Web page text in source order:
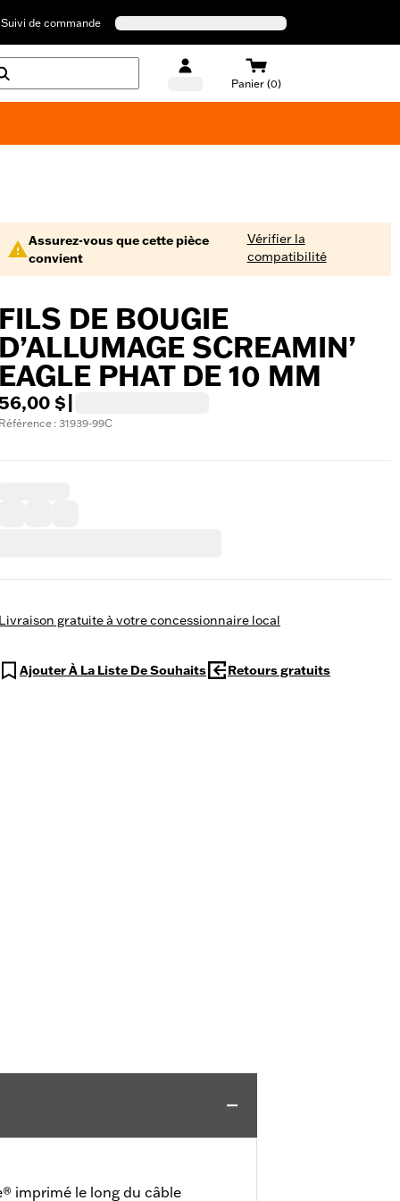
Suivi de commande
Panier (0)
Assurez-vous que cette pièce
convient
Vérifier la
compatibilité
DE BOUGIE
SCREAMIN’
PHAT DE 10 MM
$
: 31939-99C
gratuite à votre concessionnaire local
Ajouter À La Liste De Souhaits Retours gratuits
imprimé le long du câble